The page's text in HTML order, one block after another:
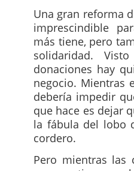
Una gran reforma
imprescindible
más tiene, pero
solidaridad.
donaciones hay
negocio. Mientras
debería impedir
que hace es dejar
la fábula del lobo
cordero.
Pero mientras las